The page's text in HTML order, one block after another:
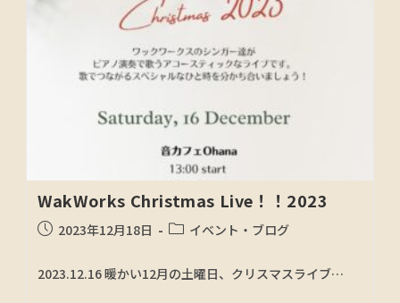
WakWorks Christmas Live！！2023
2023年12月18日 イベント・ブログ
2023.12.16 暖かい12月の土曜日、クリスマスライブ…